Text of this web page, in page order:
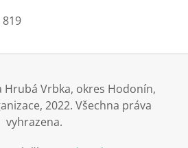
819
Vrbka, okres Hodonín,
2022. Všechna práva
vyhrazena.